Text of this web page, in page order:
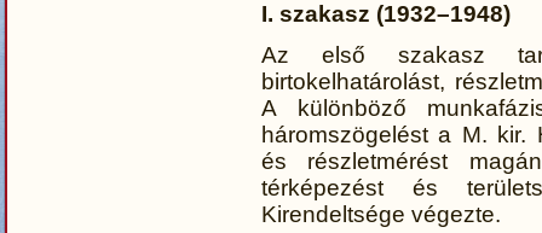
I. szakasz (1932–1948)
Az első szakasz
birtokelhatárolást,
A különböző
háromszögelést a M. kir.
és részletmérést
térképezést és
Kirendeltsége végezte.